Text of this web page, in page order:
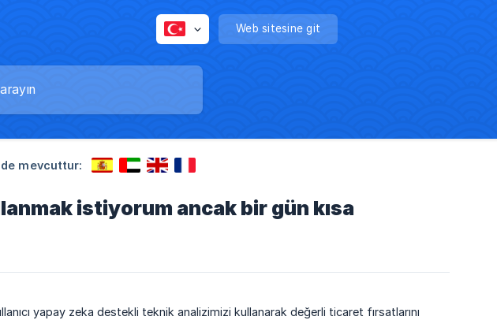
Web sitesine git
mevcuttur:
istiyorum ancak bir gün kısa
yapay zeka destekli teknik analizimizi kullanarak değerli ticaret fırsatlarını